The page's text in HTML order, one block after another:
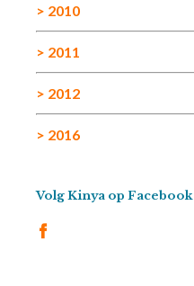
> 2010
> 2011
> 2012
> 2016
Volg Kinya op Facebook